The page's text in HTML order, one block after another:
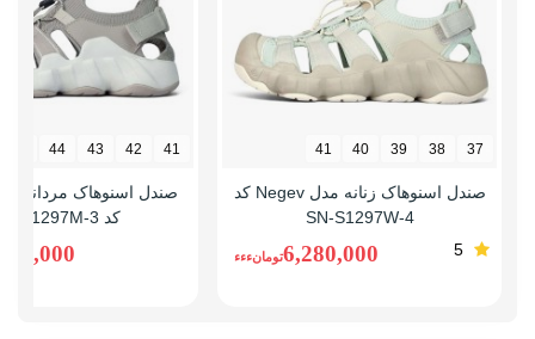
37
38
39
40
41
صندل اسنوهاک زنانه مدل Negev کد
SN-S1297W-4
5
6,280,000تومانءءء
41
42
43
44
کد SN-S1297M-3